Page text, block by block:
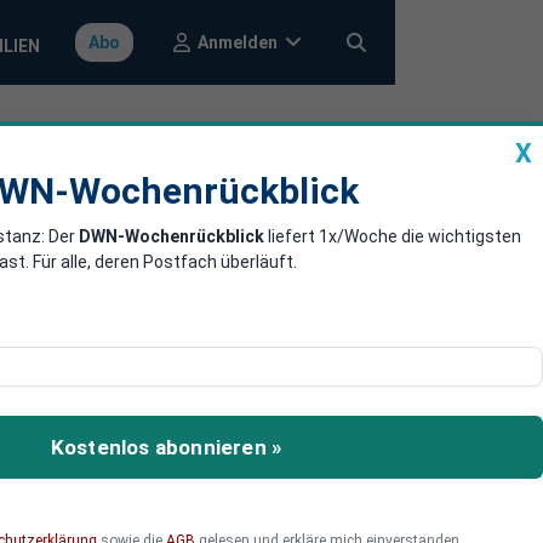
Abo Anmelden
Protokoll
zur Nato übergeben.
X
Wochenrückblick
Der DWN-Wochenrückblick liefert 1x/Woche die wichtigsten
Für alle, deren Postfach überläuft.
Kostenlos abonnieren »